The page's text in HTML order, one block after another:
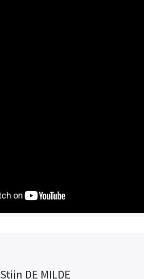
Stijn DE MILDE